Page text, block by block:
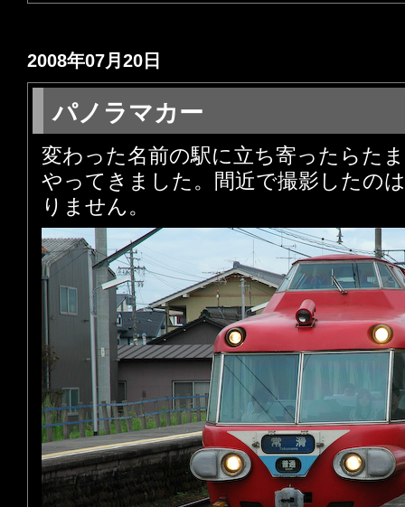
2008年07月20日
パノラマカー
変わった名前の駅に立ち寄ったらた
やってきました。間近で撮影したの
りません。